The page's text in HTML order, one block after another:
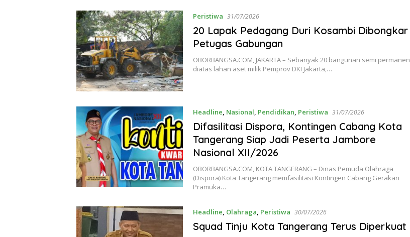
Peristiwa 31/07/2026
20 Lapak Pedagang Duri Kosambi Dibongkar
Petugas Gabungan
OBORBANGSA.COM, JAKARTA – Sebanyak 20 bangunan semi permanen
diatas lahan aset milik Pemprov DKI Jakarta,…
Headline Nasional Pendidikan Peristiwa 31/07/2026
Difasilitasi Dispora, Kontingen Cabang Kota
Tangerang Siap Jadi Peserta Jambore
Nasional XII/2026
OBORBANGSA.COM, KOTA TANGERANG – Dinas Pemuda Olahraga
(Dispora) Kota Tangerang memfasilitasi Kontingen Cabang Gerakan
Pramuka…
Headline Olahraga Peristiwa 30/07/2026
Squad Tinju Kota Tangerang Terus Diperkuat